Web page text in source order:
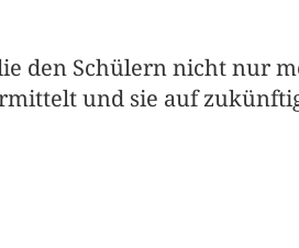
den Schülern nicht nur
und sie auf